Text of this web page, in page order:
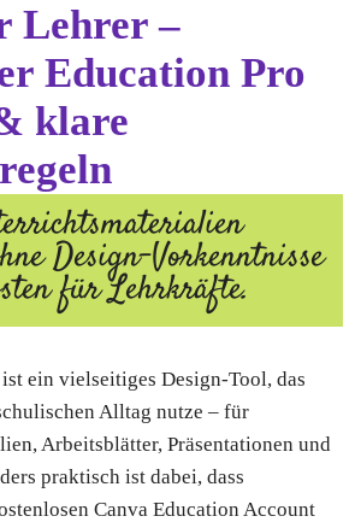
Lehrer –
Education Pro
klare
Design-Vorkenntnisse
für Lehrkräfte.
ist ein vielseitiges Design-Tool, das
Alltag nutze – für
Arbeitsblätter, Präsentationen und
praktisch ist dabei, dass
Canva Education Account